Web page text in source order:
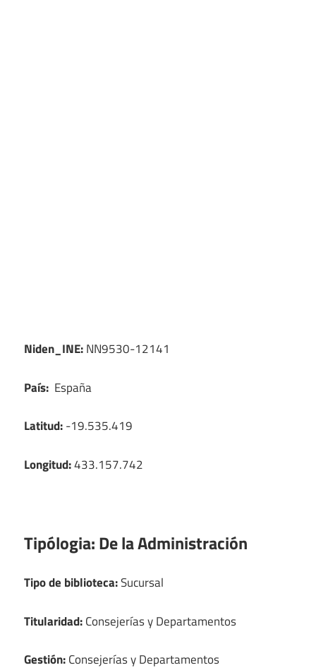
Niden_INE:NN9530-12141
País: España
Latitud:-19.535.419
Longitud:433.157.742
Tipólogia:De la Administración
Tipo de biblioteca:Sucursal
Titularidad:Consejerías y Departamentos
Gestión:Consejerías y Departamentos